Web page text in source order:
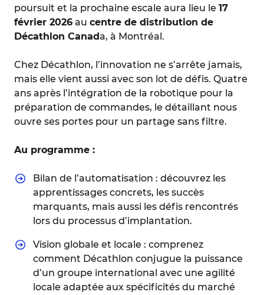
poursuit et la prochaine escale aura lieu le 17
février 2026 au centre de distribution de
Décathlon Canada, à Montréal.
Chez Décathlon, l’innovation ne s’arrête jamais,
mais elle vient aussi avec son lot de défis. Quatre
ans après l’intégration de la robotique pour la
préparation de commandes, le détaillant nous
ouvre ses portes pour un partage sans filtre.
Au programme :
Bilan de l’automatisation : découvrez les
apprentissages concrets, les succès
marquants, mais aussi les défis rencontrés
lors du processus d’implantation.
Vision globale et locale : comprenez
comment Décathlon conjugue la puissance
d’un groupe international avec une agilité
locale adaptée aux spécificités du marché